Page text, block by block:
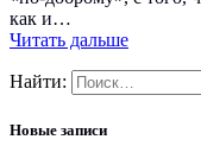
как и…
Читать дальше
Найти:
Новые записи